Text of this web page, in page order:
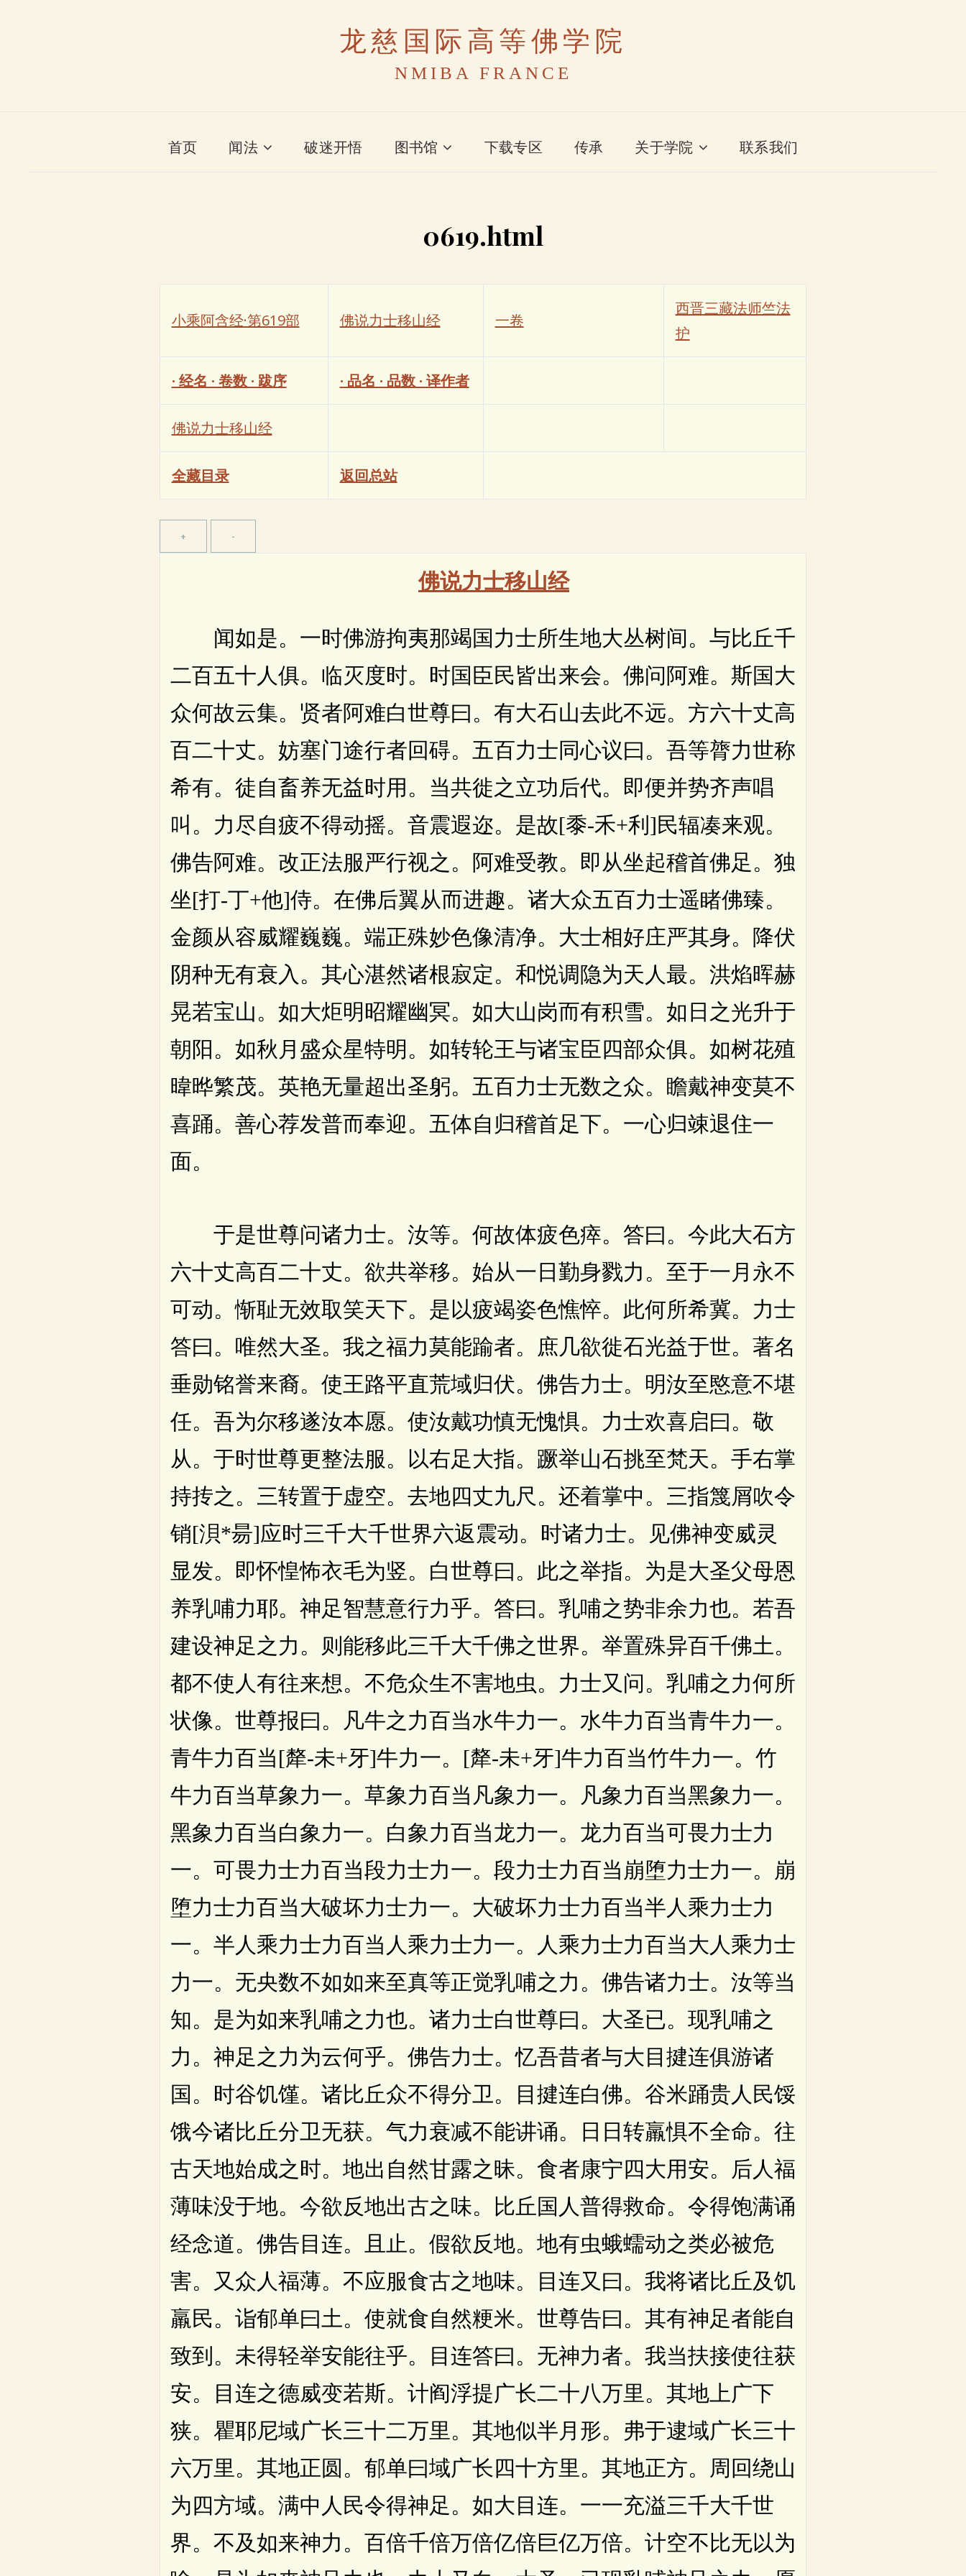
龙慈国际高等佛学院
NMIBA FRANCE
首页 闻法 破迷开悟 图书馆 下载专区 传承 关于学院 联系我们
0619.html
小乘阿含经·第619部 佛说力士移山经 一卷
西晋三藏法师竺法
护
· 经名 · 卷数 · 跋序 · 品名 · 品数 · 译作者
佛说力士移山经
全藏目录 返回总站
佛说力士移山经
闻如是。一时佛游拘夷那竭国力士所生地大丛树间。与比丘千
二百五十人俱。临灭度时。时国臣民皆出来会。佛问阿难。斯国大
众何故云集。贤者阿难白世尊曰。有大石山去此不远。方六十丈高
百二十丈。妨塞门途行者回碍。五百力士同心议曰。吾等膂力世称
希有。徒自畜养无益时用。当共徙之立功后代。即便并势齐声唱
叫。力尽自疲不得动摇。音震遐迩。是故[黍-禾+利]民辐凑来观。
佛告阿难。改正法服严行视之。阿难受教。即从坐起稽首佛足。独
坐[打-丁+他]侍。在佛后翼从而进趣。诸大众五百力士遥睹佛臻。
金颜从容威耀巍巍。端正殊妙色像清净。大士相好庄严其身。降伏
阴种无有衰入。其心湛然诸根寂定。和悦调隐为天人最。洪焰晖赫
晃若宝山。如大炬明昭耀幽冥。如大山岗而有积雪。如日之光升于
朝阳。如秋月盛众星特明。如转轮王与诸宝臣四部众俱。如树花殖
暐晔繁茂。英艳无量超出圣躬。五百力士无数之众。瞻戴神变莫不
喜踊。善心荐发普而奉迎。五体自归稽首足下。一心归竦退住一
面。
于是世尊问诸力士。汝等。何故体疲色瘁。答曰。今此大石方
六十丈高百二十丈。欲共举移。始从一日勤身戮力。至于一月永不
可动。惭耻无效取笑天下。是以疲竭姿色憔悴。此何所希冀。力士
答曰。唯然大圣。我之福力莫能踰者。庶几欲徙石光益于世。著名
垂勋铭誉来裔。使王路平直荒域归伏。佛告力士。明汝至愍意不堪
任。吾为尔移遂汝本愿。使汝戴功慎无愧惧。力士欢喜启曰。敬
从。于时世尊更整法服。以右足大指。蹶举山石挑至梵天。手右掌
持抟之。三转置于虚空。去地四丈九尺。还着掌中。三指篾屑吹令
销[浿*昜]应时三千大千世界六返震动。时诸力士。见佛神变威灵
显发。即怀惶怖衣毛为竖。白世尊曰。此之举指。为是大圣父母恩
养乳哺力耶。神足智慧意行力乎。答曰。乳哺之势非余力也。若吾
建设神足之力。则能移此三千大千佛之世界。举置殊异百千佛土。
都不使人有往来想。不危众生不害地虫。力士又问。乳哺之力何所
状像。世尊报曰。凡牛之力百当水牛力一。水牛力百当青牛力一。
青牛力百当[犛-未+牙]牛力一。[犛-未+牙]牛力百当竹牛力一。竹
牛力百当草象力一。草象力百当凡象力一。凡象力百当黑象力一。
黑象力百当白象力一。白象力百当龙力一。龙力百当可畏力士力
一。可畏力士力百当段力士力一。段力士力百当崩堕力士力一。崩
堕力士力百当大破坏力士力一。大破坏力士力百当半人乘力士力
一。半人乘力士力百当人乘力士力一。人乘力士力百当大人乘力士
力一。无央数不如如来至真等正觉乳哺之力。佛告诸力士。汝等当
知。是为如来乳哺之力也。诸力士白世尊曰。大圣已。现乳哺之
力。神足之力为云何乎。佛告力士。忆吾昔者与大目揵连俱游诸
国。时谷饥馑。诸比丘众不得分卫。目揵连白佛。谷米踊贵人民馁
饿今诸比丘分卫无获。气力衰减不能讲诵。日日转羸惧不全命。往
古天地始成之时。地出自然甘露之昧。食者康宁四大用安。后人福
薄味没于地。今欲反地出古之味。比丘国人普得救命。令得饱满诵
经念道。佛告目连。且止。假欲反地。地有虫蛾蠕动之类必被危
害。又众人福薄。不应服食古之地味。目连又曰。我将诸比丘及饥
羸民。诣郁单曰土。使就食自然粳米。世尊告曰。其有神足者能自
致到。未得轻举安能往乎。目连答曰。无神力者。我当扶接使往获
安。目连之德威变若斯。计阎浮提广长二十八万里。其地上广下
狭。瞿耶尼域广长三十二万里。其地似半月形。弗于逮域广长三十
六万里。其地正圆。郁单曰域广长四十方里。其地正方。周回绕山
为四方域。满中人民令得神足。如大目连。一一充溢三千大千世
界。不及如来神力。百倍千倍万倍亿倍巨亿万倍。计空不比无以为